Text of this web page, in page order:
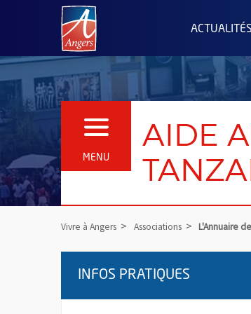
Angers.fr : Retour à l'accueil
MENU
OUVRIR LE MENU
AIDE
Vivre à Angers Associations L'Annuaire
INFOS PRATIQUES